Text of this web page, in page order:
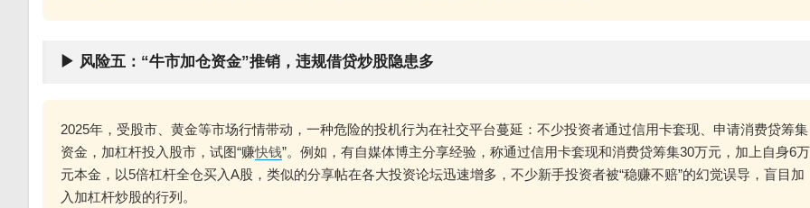
▶ 风险五：“牛市加仓资金”推销，违规借贷炒股隐患多
2025年，受股市、黄金等市场行情带动，一种危险的投机行为在社交平台蔓延：不少投资者通过信用卡套现、申请消费贷筹集
资金，加杠杆投入股市，试图“赚快钱”。例如，有自媒体博主分享经验，称通过信用卡套现和消费贷筹集30万元，加上自身6万
元本金，以5倍杠杆全仓买入A股，类似的分享帖在各大投资论坛迅速增多，不少新手投资者被“稳赚不赔”的幻觉误导，盲目加
入加杠杆炒股的行列。